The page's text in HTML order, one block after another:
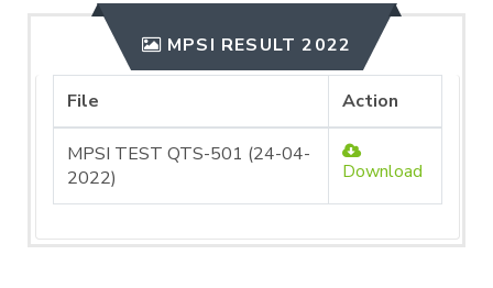
MPSI RESULT 2022
File Action
MPSI TEST QTS-501 (24-04-
2022)
Download